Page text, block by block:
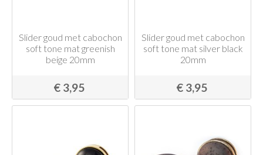
Slider goud met cabochon
soft tone mat greenish
beige 20mm
€ 3,95
Slider goud met cabochon
soft tone mat silver black
20mm
€ 3,95